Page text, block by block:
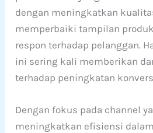
dengan meningkatkan
memperbaiki tampilan
respon terhadap pelanggan.
ini sering kali memberikan
terhadap peningkatan
Dengan fokus pada channel
meningkatkan efisiensi